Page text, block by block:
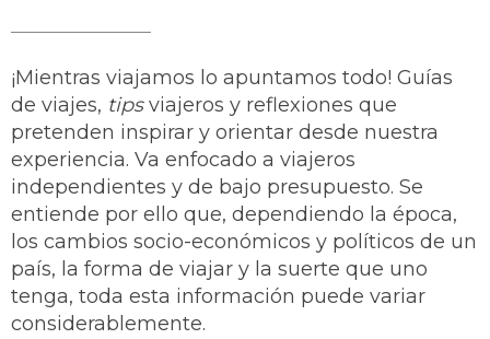
¡Mientras viajamos lo apuntamos todo! Guías
de viajes, tipsviajeros y reflexiones que
pretenden inspirar y orientar desde nuestra
experiencia. Va enfocado a viajeros
independientes y de bajo presupuesto. Se
entiende por ello que, dependiendo la época,
los cambios socio-económicos y políticos de un
país, la forma de viajar y la suerte que uno
tenga, toda esta información puede variar
considerablemente.